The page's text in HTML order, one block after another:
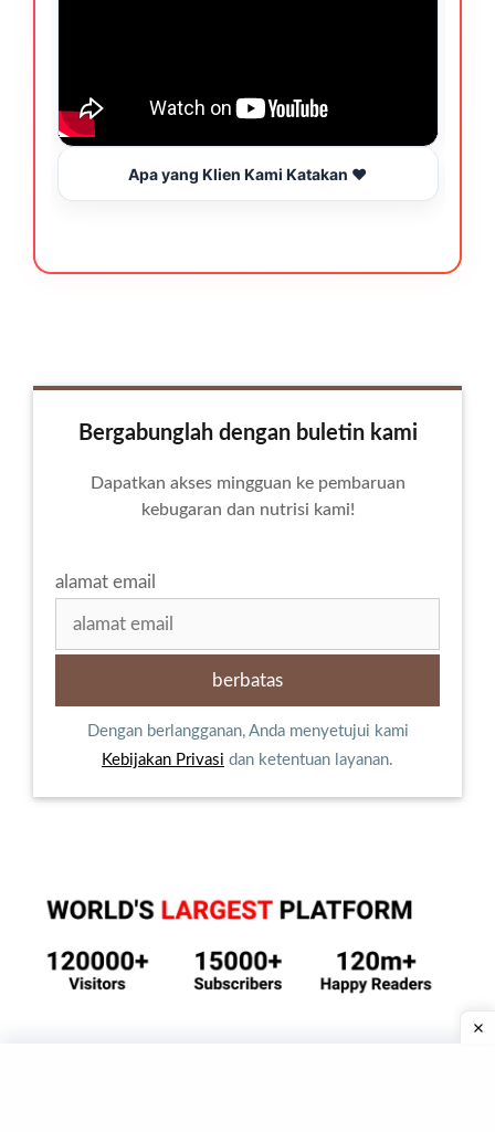
Apa yang Klien Kami Katakan ❤️
Bergabunglah dengan buletin kami
Dapatkan akses mingguan ke pembaruan
kebugaran dan nutrisi kami!
alamat email
Dengan berlangganan, Anda menyetujui kami
Kebijakan Privasi dan ketentuan layanan.